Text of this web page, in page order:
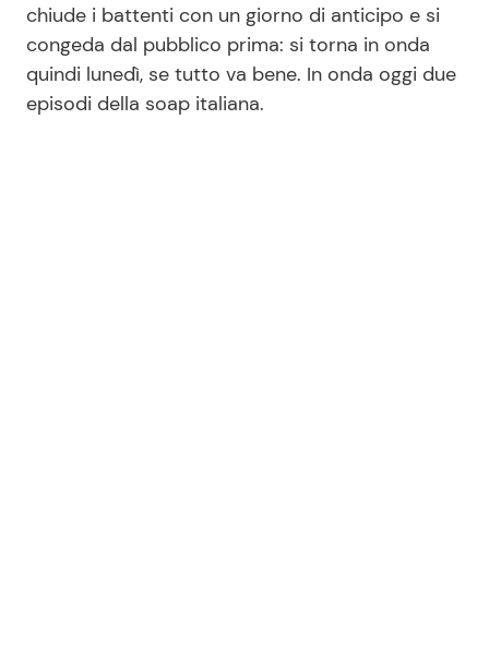
chiude i battenti con un giorno di anticipo e si
congeda dal pubblico prima: si torna in onda
quindi lunedì, se tutto va bene. In onda oggi due
episodi della soap italiana.